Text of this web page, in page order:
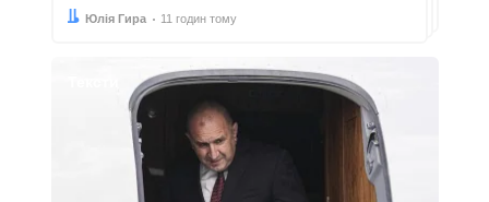
Автор:
Юлія Гира
Дата: 11 годин тому